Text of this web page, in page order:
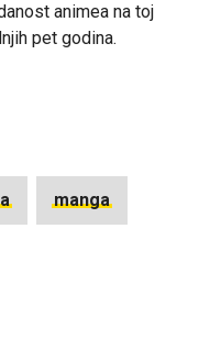
animea na toj
pet godina.
manga